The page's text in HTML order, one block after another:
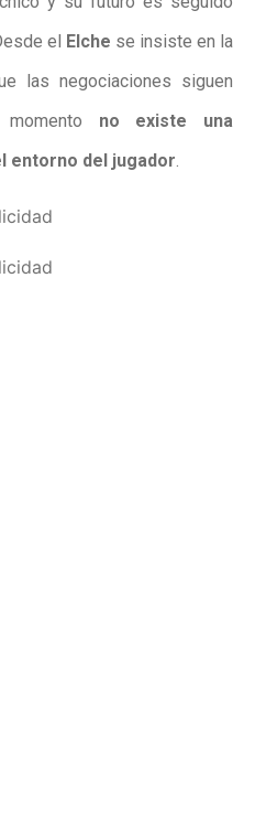
el Elche se insiste en la
las negociaciones siguen
no existe una
entorno del jugador.